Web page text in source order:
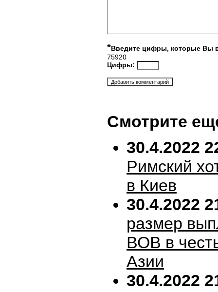
*Введите цифры, которые Вы
75920
Цифры:
Смотрите
30.4.2022
Римский
в Киев
30.4.2022
размер
ВОВ в
Азии
30.4.2022